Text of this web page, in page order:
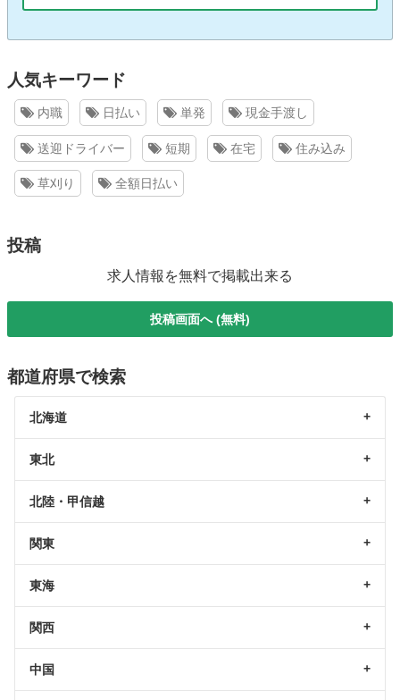
人気キーワード
内職 日払い 単発 現金手渡し
送迎ドライバー 短期 在宅 住み込み
草刈り 全額日払い
投稿
求人情報を無料で掲載出来る
投稿画面へ (無料)
都道府県で検索
北海道
東北
北陸・甲信越
関東
東海
関西
中国